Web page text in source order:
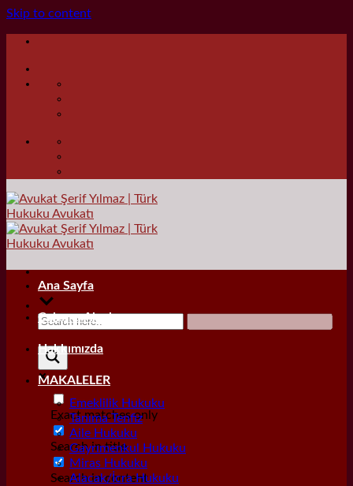
Skip to content
Exact matches only
Search in title
Search in content
Ana Sayfa
Çalışma Alanları
Hakkımızda
MAKALELER
Emeklilik Hukuku
Tanıma Tenfiz
Aile Hukuku
Gayrımenkul Hukuku
Miras Hukuku
Alacak/İcra Hukuku